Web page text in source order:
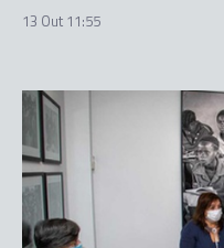
13 Out 11:55